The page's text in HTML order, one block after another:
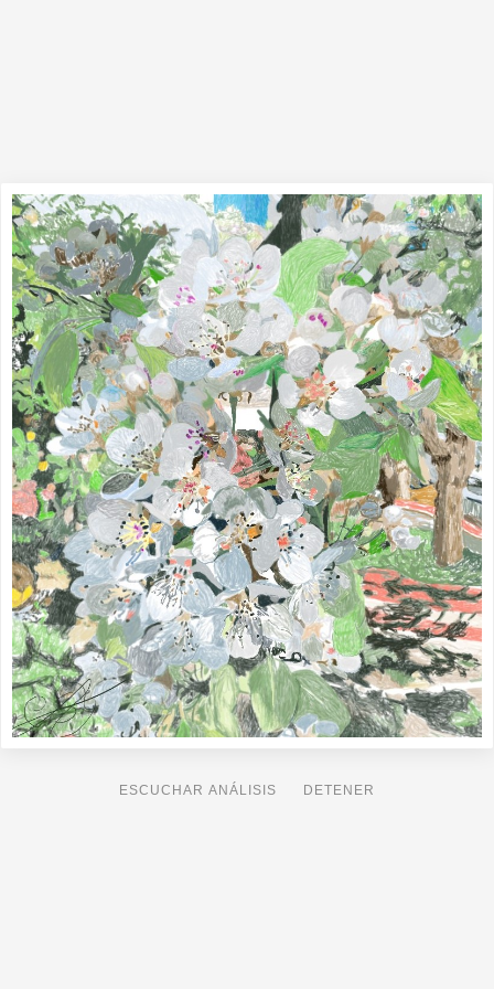
ESCUCHAR ANÁLISIS DETENER